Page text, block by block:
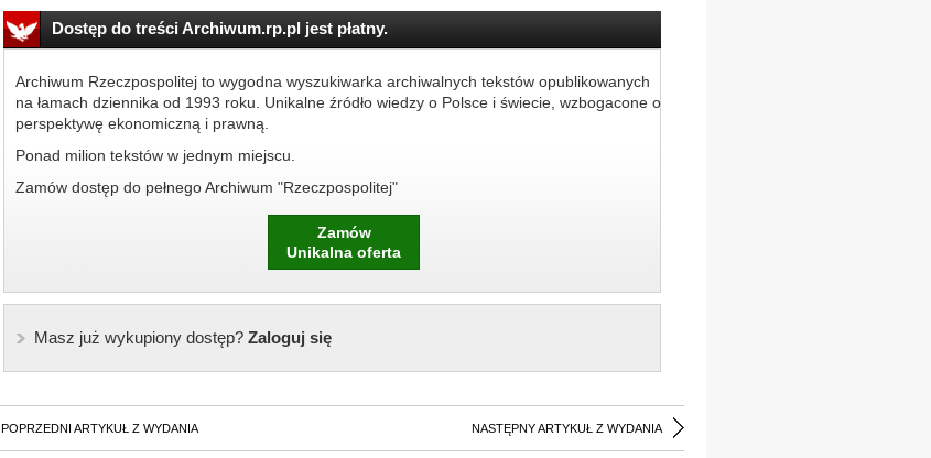
Dostęp do treści Archiwum.rp.pl jest płatny.
Archiwum Rzeczpospolitej to wygodna wyszukiwarka archiwalnych tekstów opublikowanych
na łamach dziennika od 1993 roku. Unikalne źródło wiedzy o Polsce i świecie, wzbogacone o
perspektywę ekonomiczną i prawną.
Ponad milion tekstów w jednym miejscu.
Zamów dostęp do pełnego Archiwum "Rzeczpospolitej"
Zamów
Unikalna oferta
Masz już wykupiony dostęp?Zaloguj się
POPRZEDNI ARTYKUŁ Z WYDANIA NASTĘPNY ARTYKUŁ Z WYDANIA